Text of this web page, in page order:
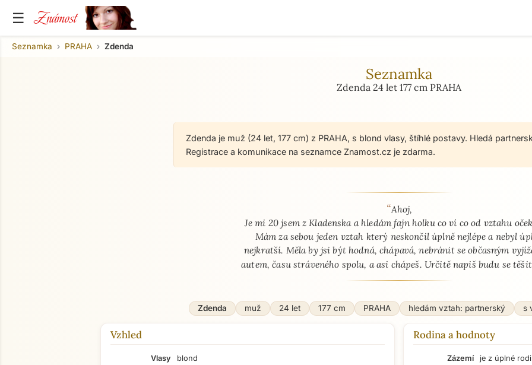
☰ Známost
Seznamka PRAHA Zdenda
Seznamka
Zdenda 24 let 177 cm PRAHA
Zdenda je muž (24 let, 177 cm) z PRAHA, s blond vlasy, štíhlé postavy. Hledá
Registrace a komunikace na seznamce Znamost.cz je zdarma.
“Ahoj,
Je mi 20 jsem z Kladenska a hledám fajn holku co ví co od vztahu
Mám za sebou jeden vztah který neskončil úplně nejlépe a nebyl
nejkratší. Měla by jsi být hodná, chápavá, nebránit se občasným
autem, času stráveného spolu, a asi chápeš. Určitě napiš budu se těšit
Zdenda muž 24 let 177 cm PRAHA hledám vztah: partnerský s
Vzhled
Vlasy
blond
Rodina a hodnoty
Zázemí je z úplné